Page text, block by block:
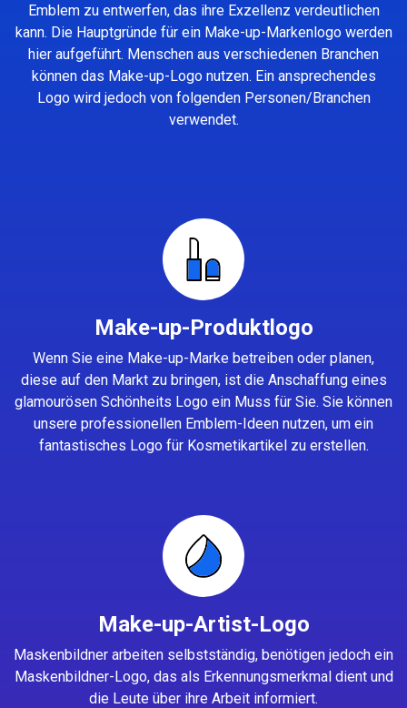
Emblem zu entwerfen, das ihre Exzellenz verdeutlichen
kann. Die Hauptgründe für ein Make-up-Markenlogo werden
hier aufgeführt. Menschen aus verschiedenen Branchen
können das Make-up-Logo nutzen. Ein ansprechendes
Logo wird jedoch von folgenden Personen/Branchen
verwendet.
Make-up-Produktlogo
Wenn Sie eine Make-up-Marke betreiben oder planen,
diese auf den Markt zu bringen, ist die Anschaffung eines
glamourösen Schönheits Logo ein Muss für Sie. Sie können
unsere professionellen Emblem-Ideen nutzen, um ein
fantastisches Logo für Kosmetikartikel zu erstellen.
Make-up-Artist-Logo
Maskenbildner arbeiten selbstständig, benötigen jedoch ein
Maskenbildner-Logo, das als Erkennungsmerkmal dient und
die Leute über ihre Arbeit informiert.